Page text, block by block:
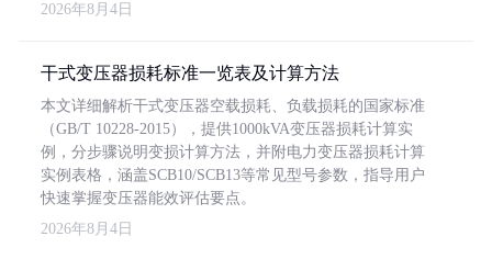
2026年8月4日
干式变压器损耗标准一览表及计算方法
本文详细解析干式变压器空载损耗、负载损耗的国家标准
（GB/T 10228-2015），提供1000kVA变压器损耗计算实
例，分步骤说明变损计算方法，并附电力变压器损耗计算
实例表格，涵盖SCB10/SCB13等常见型号参数，指导用户
快速掌握变压器能效评估要点。
2026年8月4日